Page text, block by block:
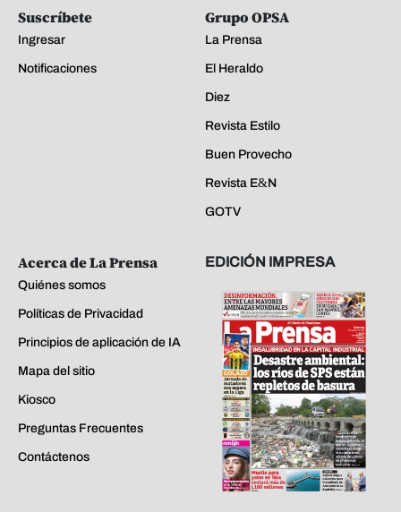
Suscríbete
Ingresar
Notificaciones
Grupo OPSA
La Prensa
El Heraldo
Diez
Revista Estilo
Buen Provecho
Revista E&N
GOTV
Acerca de La Prensa
Quiénes somos
Políticas de Privacidad
Principios de aplicación de IA
Mapa del sitio
Kiosco
Preguntas Frecuentes
Contáctenos
EDICIÓN IMPRESA